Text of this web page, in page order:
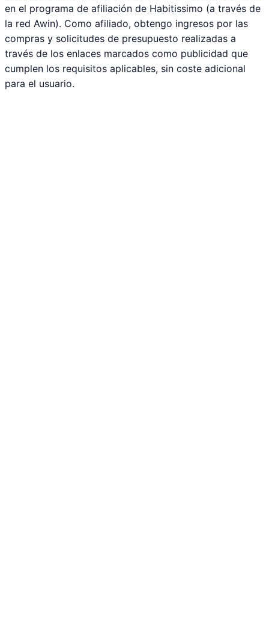
en el programa de afiliación de Habitissimo (a través de
la red Awin). Como afiliado, obtengo ingresos por las
compras y solicitudes de presupuesto realizadas a
través de los enlaces marcados como publicidad que
cumplen los requisitos aplicables, sin coste adicional
para el usuario.